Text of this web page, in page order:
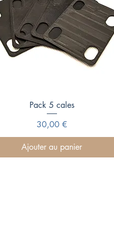
Aperçu rapide
Pack 5 cales
Prix
30,00 €
Ajouter au panier